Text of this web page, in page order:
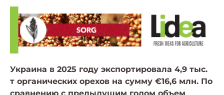
Украина в 2025 году экспортировала 4,9 тыс.
т органических орехов на сумму €16,6 млн. По